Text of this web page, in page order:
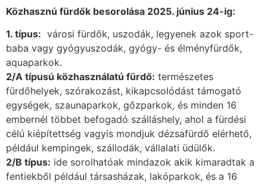
Közhasznú fürdők besorolása 2025. június 24-ig:
1. típus: városi fürdők, uszodák, legyenek azok sport-
baba vagy gyógyuszodák, gyógy- és élményfürdők,
aquaparkok.
2/A típusú közhasználatú fürdő: természetes
fürdőhelyek, szórakozást, kikapcsolódást támogató
egységek, szaunaparkok, gőzparkok, és minden 16
embernél többet befogadó szálláshely, ahol a fürdési
célú kiépítettség vagyis mondjuk dézsafürdő elérhető,
például kempingek, szállodák, vállalati üdülők.
2/B típus: ide sorolhatóak mindazok akik kimaradtak a
fentiekből például társasházak, lakóparkok, és a 16